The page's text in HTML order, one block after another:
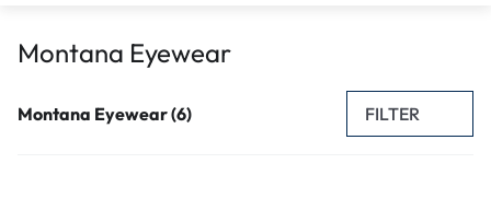
Montana Eyewear
Montana Eyewear (6) FILTER